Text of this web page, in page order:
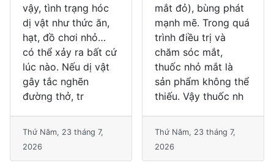
mắt đỏ), bùng phát
mạnh mẽ. Trong quá
trình điều trị và
chăm sóc mắt,
thuốc nhỏ mắt là
sản phẩm không thể
thiếu. Vậy thuốc nh
Thứ Năm, 23 tháng 7,
2026
cập nhật mới từ
Hiệp hội Đái tháo
đường Hoa Kỳ (ADA)
2026, kiểm soát rối
loạn mỡ máu là một
trong những mục
tiêu quan trọng giúp
Thứ Ba, 21 tháng 7, 2026